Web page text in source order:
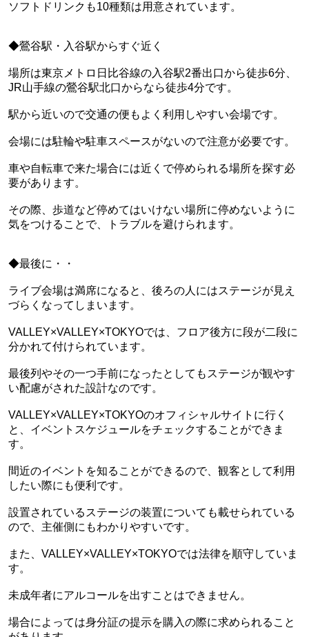
ソフトドリンクも10種類は用意されています。
◆鶯谷駅・入谷駅からすぐ近く
場所は東京メトロ日比谷線の入谷駅2番出口から徒歩6分、
JR山手線の鶯谷駅北口からなら徒歩4分です。
駅から近いので交通の便もよく利用しやすい会場です。
会場には駐輪や駐車スペースがないので注意が必要です。
車や自転車で来た場合には近くで停められる場所を探す必
要があります。
その際、歩道など停めてはいけない場所に停めないように
気をつけることで、トラブルを避けられます。
◆最後に・・
ライブ会場は満席になると、後ろの人にはステージが見え
づらくなってしまいます。
VALLEY×VALLEY×TOKYOでは、フロア後方に段が二段に
分かれて付けられています。
最後列やその一つ手前になったとしてもステージが観やす
い配慮がされた設計なのです。
VALLEY×VALLEY×TOKYOのオフィシャルサイトに行く
と、イベントスケジュールをチェックすることができま
す。
間近のイベントを知ることができるので、観客として利用
したい際にも便利です。
設置されているステージの装置についても載せられている
ので、主催側にもわかりやすいです。
また、VALLEY×VALLEY×TOKYOでは法律を順守していま
す。
未成年者にアルコールを出すことはできません。
場合によっては身分証の提示を購入の際に求められること